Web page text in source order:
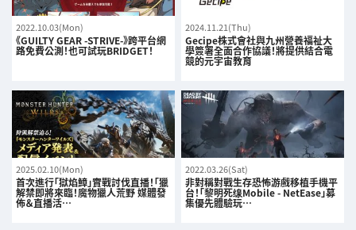
2022.10.03(Mon)
《GUILTY GEAR -STRIVE-》跨平台網
路免費公測！也可試玩BRIDGET！
2024.11.21(Thu)
Gecipe株式會社與九州營養福祉大
學簽署全面合作協議！將提供結合電
競的元宇宙教育
2025.02.10(Mon)
首次進行「獄焰鱆」實戰討伐直播！「獵
解禁即將來臨！魔物獵人荒野 媒體發
佈＆直播活…
2022.03.26(Sat)
非對稱對戰生存恐怖游戲移植手機平
台！「黎明死缐Mobile - NetEase」募
集優先體驗玩…